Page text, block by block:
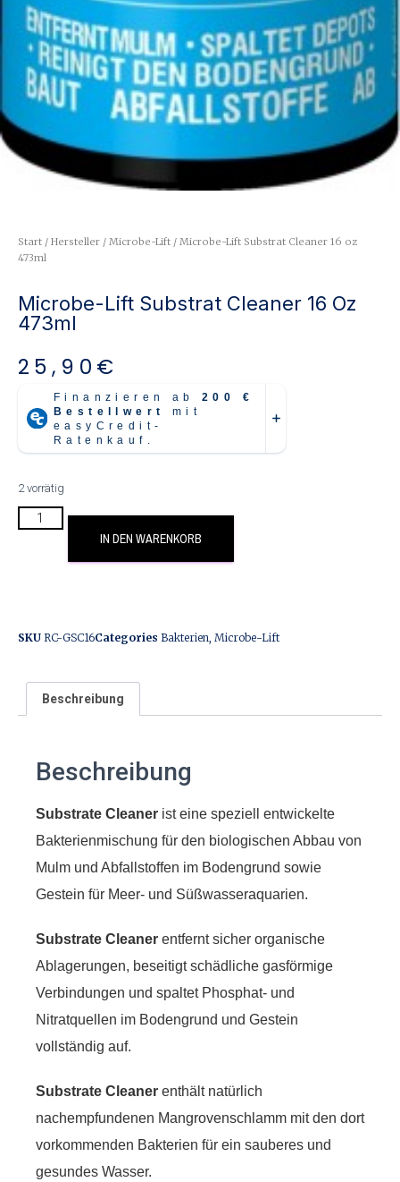
Start / Hersteller / Microbe-Lift / Microbe-Lift Substrat Cleaner 16 oz
473ml
Microbe-Lift Substrat Cleaner 16 Oz
473ml
25,90 €
2 vorrätig
IN DEN WARENKORB
SKU RC-GSC16Categories Bakterien, Microbe-Lift
Beschreibung
Beschreibung
Substrate Cleaner ist eine speziell entwickelte
Bakterienmischung für den biologischen Abbau von
Mulm und Abfallstoffen im Bodengrund sowie
Gestein für Meer- und Süßwasseraquarien.
Substrate Cleaner entfernt sicher organische
Ablagerungen, beseitigt schädliche gasförmige
Verbindungen und spaltet Phosphat- und
Nitratquellen im Bodengrund und Gestein
vollständig auf.
Substrate Cleaner enthält natürlich
nachempfundenen Mangrovenschlamm mit den dort
vorkommenden Bakterien für ein sauberes und
gesundes Wasser.